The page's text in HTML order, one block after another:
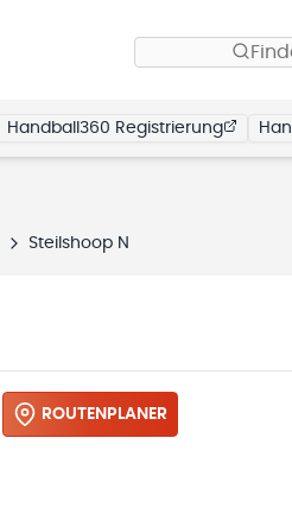
Handball360 Registrierung
Steilshoop N
ROUTENPLANER